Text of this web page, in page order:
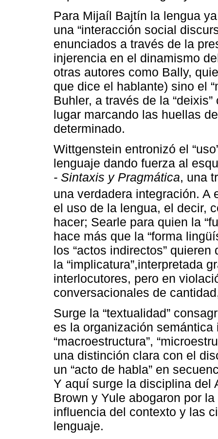
Para Mijaíl Bajtín la lengua
una “interacción social
enunciados a través de la
injerencia en el dinamismo
otras autores como Bally,
que dice el hablante) sino el
Buhler, a través de la
lugar marcando las huellas
determinado.
Wittgenstein entronizó el
lenguaje dando fuerza al
- Sintaxis y Pragmática, una
una verdadera integración.
el uso de la lengua, el decir,
hacer; Searle para quien la
hace más que la “forma
los “actos indirectos”
la “implicatura”,interpretada
interlocutores, pero en
conversacionales de
Surge la “textualidad”
es la organización
“macroestructura”,
una distinción clara con el
un “acto de habla” en
Y aquí surge la disciplina del
Brown y Yule abogaron por
influencia del contexto y las
lenguaje.